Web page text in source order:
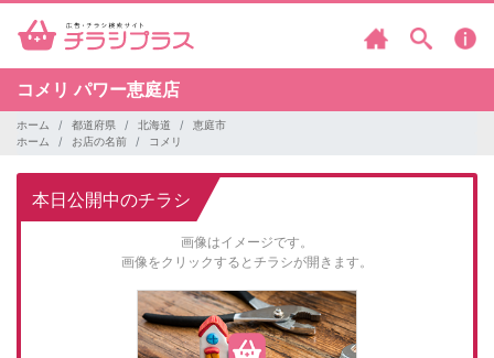
コメリ パワー恵庭店
ホーム 都道府県 北海道
恵庭市
ホーム
お店の名前 コメリ
本日公開中のチラシ
画像はイメージです。
画像をクリックするとチラシが開きます。